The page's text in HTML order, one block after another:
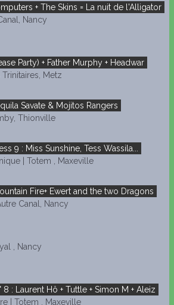
+ The Skins = La nuit de l'Alligator
Nancy
Party) + Father Murphy + Headwar
Metz
Savate & Mojitos Rangers
Thionville
9 : Miss Sunshine, Tess Wassila...
| Totem , Maxeville
Fire+ Ewert and the two Dragons
Canal, Nancy
, Nancy
: Laurent Hô + Tuttle + Simon M + Aleiz
| Totem , Maxeville